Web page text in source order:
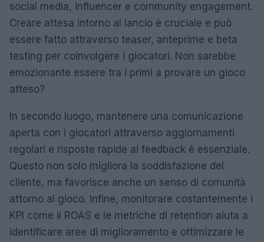
social media, influencer e community engagement.
Creare attesa intorno al lancio è cruciale e può
essere fatto attraverso teaser, anteprime e beta
testing per coinvolgere i giocatori. Non sarebbe
emozionante essere tra i primi a provare un gioco
atteso?
In secondo luogo, mantenere una comunicazione
aperta con i giocatori attraverso aggiornamenti
regolari e risposte rapide ai feedback è essenziale.
Questo non solo migliora la soddisfazione del
cliente, ma favorisce anche un senso di comunità
attorno al gioco. Infine, monitorare costantemente i
KPI come il ROAS e le metriche di retention aiuta a
identificare aree di miglioramento e ottimizzare le